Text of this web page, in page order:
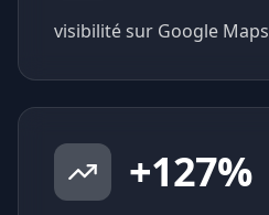
visibilité sur Google Maps
+127%